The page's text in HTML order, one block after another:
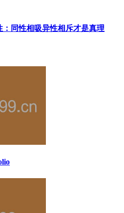
同性相吸异性相斥才是真理